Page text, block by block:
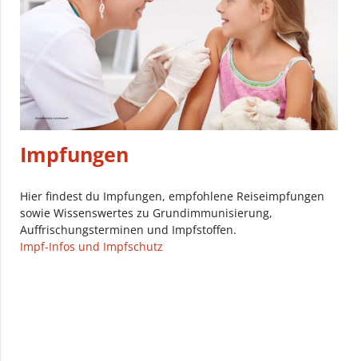
Impfungen
Hier findest du Impfungen, empfohlene Reiseimpfungen
sowie Wissenswertes zu Grundimmunisierung,
Auffrischungsterminen und Impfstoffen.
Impf-Infos und Impfschutz